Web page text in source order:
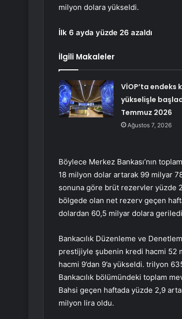
milyon dolara yükseldi.
İlk 6 ayda yüzde 26 azaldı
İlgili Makaleler
VİOP’ta endeks
yükselişle
Temmuz 2026
Ağustos 7, 2026
Böylece Merkez Bankası’nın
18 milyon dolar artarak 99 milyar
sonuna göre brüt rezervler yüzde
bölgede olan net rezerv geçen
dolardan 60,5 milyar dolara
Bankacılık Düzenleme ve
prestijiyle şubenin kredi hacmi 52
hacmi 9’dan 9’a yükseldi. trilyon
Bankacılık bölümündeki toplam
Bahsi geçen haftada yüzde 2,9
milyon lira oldu.